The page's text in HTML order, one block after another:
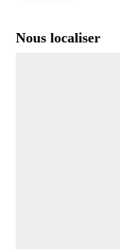
Nous localiser